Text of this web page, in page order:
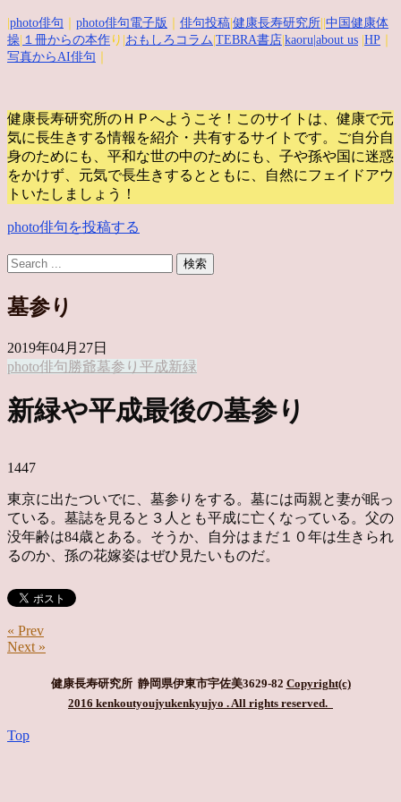
photo俳句 photo俳句電子版 俳句投稿 健康長寿研究所 中国健康体
操 １冊からの本作 り| おもしろコラム TEBRA書店 kaoru |about us HP
写真からAI俳句
健康長寿研究所のＨＰへようこそ！このサイトは、健康で元
気に長生きする情報を紹介・共有するサイトです。
ご自分自
身のためにも、平和な世の中のためにも、子や孫や国に迷惑
をかけず、元気で長生きするとともに、自然にフェイドアウ
トいたしましょう！
photo俳句を投稿する
墓参り
2019年04月27日
photo俳句 勝爺墓参り 平成新緑
新緑や平成最後の墓参り
1447
東京に出たついでに、墓参りをする。墓には両親と妻が眠っ
ている。墓誌を見ると３人とも平成に亡くなっている。父の
没年齢は84歳とある。そうか、自分はまだ１０年は生きられ
るのか、孫の花嫁姿はぜひ見たいものだ。
« Prev
Next »
健康長寿研究所 静岡県伊東市宇佐美3629-82 Copyright(c)
2016 kenkoutyoujyukenkyujyo . All rights reserved.
Top